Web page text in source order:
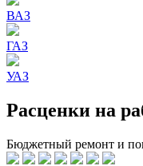
ВАЗ
ГАЗ
УАЗ
Расценки на
Бюджетный ремонт и